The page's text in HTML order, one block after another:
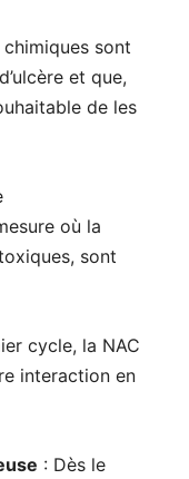
chimiques sont
et que,
de les
où la
sont
cycle, la NAC
interaction en
: Dès le